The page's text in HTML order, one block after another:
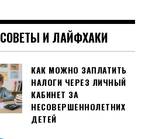
СОВЕТЫ И ЛАЙФХАКИ
КАК МОЖНО ЗАПЛАТИТЬ
НАЛОГИ ЧЕРЕЗ ЛИЧНЫЙ
КАБИНЕТ ЗА
НЕСОВЕРШЕННОЛЕТНИХ
ДЕТЕЙ